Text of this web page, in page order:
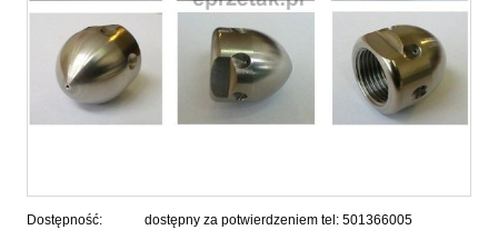
Dostępność:
dostępny za potwierdzeniem tel: 501366005